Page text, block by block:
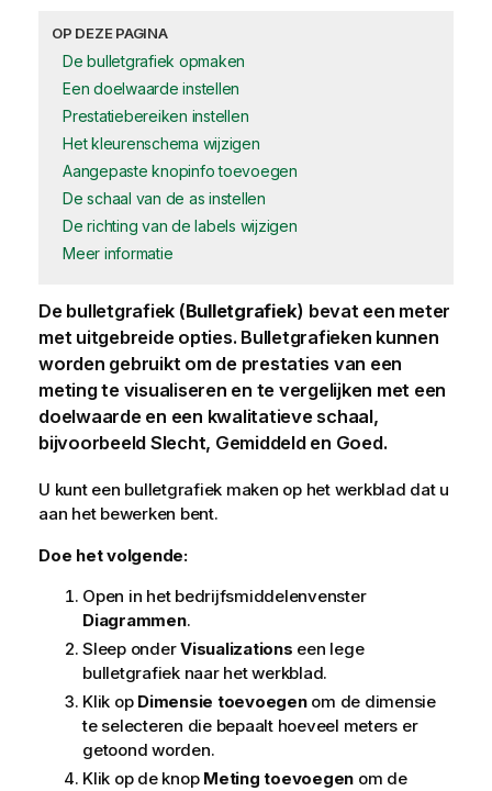
OP DEZE PAGINA
De bulletgrafiek opmaken
Een doelwaarde instellen
Prestatiebereiken instellen
Het kleurenschema wijzigen
Aangepaste knopinfo toevoegen
De schaal van de as instellen
De richting van de labels wijzigen
Meer informatie
De bulletgrafiek (Bulletgrafiek) bevat een meter
met uitgebreide opties. Bulletgrafieken kunnen
worden gebruikt om de prestaties van een
metingte visualiseren en te vergelijken met een
doelwaarde en een kwalitatieve schaal,
bijvoorbeeld Slecht, Gemiddeld en Goed.
U kunt een bulletgrafiek maken op het werkblad dat u
aan het bewerken bent.
Doe het volgende:
Open in het bedrijfsmiddelenvenster
Diagrammen.
Sleep onderVisualizations een lege
bulletgrafiek naar het werkblad.
Klik op Dimensie toevoegenom de dimensie
te selecteren die bepaalt hoeveel meters er
getoond worden.
Klik op de knop Meting toevoegen om de